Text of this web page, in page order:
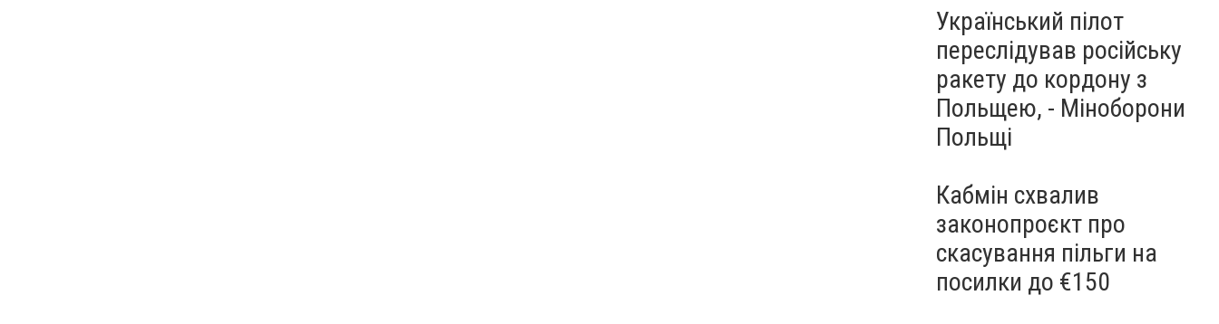
Український пілот
переслідував російську
ракету до кордону з
Польщею, - Міноборони
Польщі
Кабмін схвалив
законопроєкт про
скасування пільги на
посилки до €150